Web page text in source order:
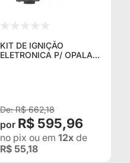
KIT DE IGNIÇÃO
ELETRONICA P/ OPALA
R$ 662,18
R$ 595,96
no pix ou em 12x de
R$ 55,18